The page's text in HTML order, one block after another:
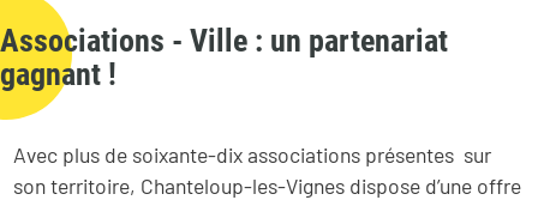
Associations - Ville : un partenariat
gagnant !
Avec plus de soixante-dix associations présentes sur
son territoire, Chanteloup-les-Vignes dispose d’une offre